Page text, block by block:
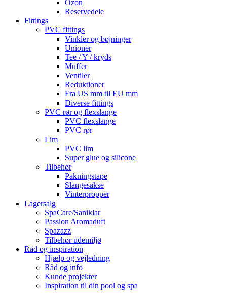
Ozon
Reservedele
Fittings
PVC fittings
Vinkler og bøjninger
Unioner
Tee / Y / kryds
Muffer
Ventiler
Reduktioner
Fra US mm til EU mm
Diverse fittings
PVC rør og flexslange
PVC flexslange
PVC rør
Lim
PVC lim
Super glue og silicone
Tilbehør
Pakningstape
Slangesakse
Vinterpropper
Lagersalg
SpaCare/Saniklar
Passion Aromaduft
Spazazz
Tilbehør udemiljø
Råd og inspiration
Hjælp og vejledning
Råd og info
Kunde projekter
Inspiration til din pool og spa